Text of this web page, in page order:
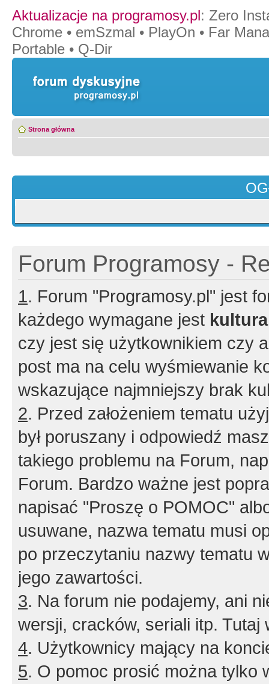
Aktualizacje na programosy.pl: Zero
Chrome • emSzmal • PlayOn • Far
Portable • Q-Dir
Strona główna
Forum Programosy -
1. Forum "Programosy.pl" jest
każdego wymagane jest
czy jest się użytkownikiem czy
post ma na celu wyśmiewanie
wskazujące najmniejszy brak
2. Przed założeniem tematu
był poruszany i odpowiedź
takiego problemu na Forum,
Forum. Bardzo ważne jest
napisać "Proszę o POMOC"
usuwane, nazwa tematu musi
po przeczytaniu nazwy tematu
jego zawartości.
3. Na forum nie podajemy, ani
wersji, cracków, seriali itp. Tutaj
4. Użytkownicy mający na
5. O pomoc prosić można tylko